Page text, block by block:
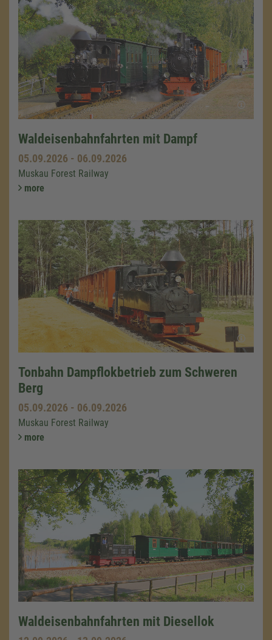
Waldeisenbahnfahrten mit Dampf
05.09.2026 - 06.09.2026
Muskau Forest Railway
more
Tonbahn Dampflokbetrieb zum Schweren
Berg
05.09.2026 - 06.09.2026
Muskau Forest Railway
more
Waldeisenbahnfahrten mit Diesellok